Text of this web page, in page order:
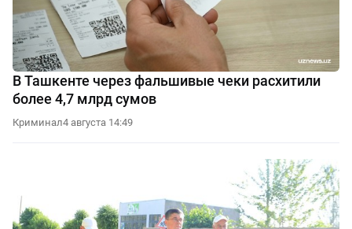
В Ташкенте через фальшивые чеки расхитили
более 4,7 млрд сумов
Криминал4 августа 14:49